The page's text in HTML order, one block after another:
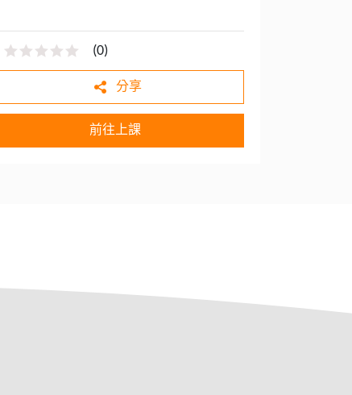
(0)
分享
前往上課